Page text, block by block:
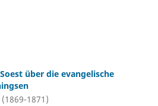
über die evangelische
1871)